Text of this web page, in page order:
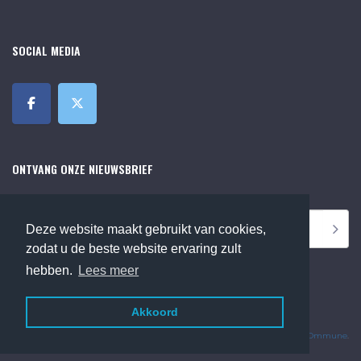
Deze website maakt gebruikt van cookies,
zodat u de beste website ervaring zult
hebben.
Lees meer
Akkoord
SOCIAL MEDIA
ONTVANG ONZE NIEUWSBRIEF
©2018 Online Museum de Bilt. Alle rechten voorbehouden.
Ommune